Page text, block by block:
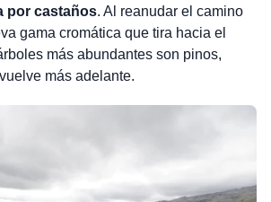
por castaños. Al reanudar el camino
gama cromática que tira hacia el
más abundantes son pinos,
más adelante.